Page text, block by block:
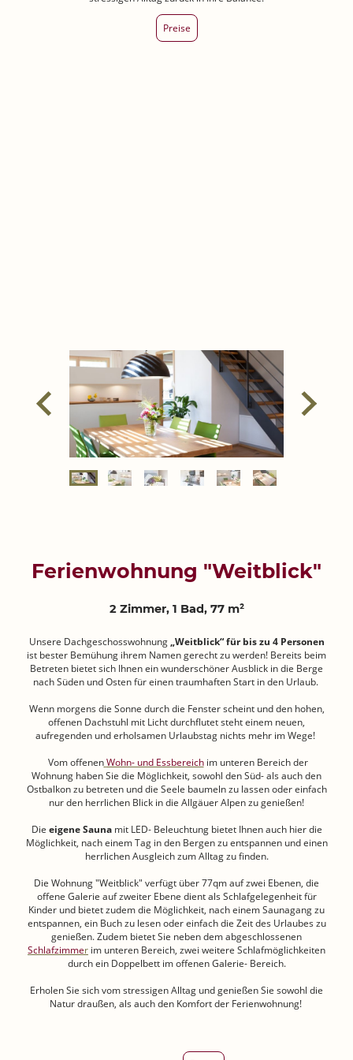
Preise
Ferienwohnung "Weitblick"
2 Zimmer, 1 Bad, 77 m²
Unsere Dachgeschosswohnung„Weitblick“ für bis zu 4 Personen
ist bester Bemühung ihrem Namen gerecht zu werden! Bereits beim
Betreten bietet sich Ihnen ein wunderschöner Ausblick in die Berge
nach Süden und Osten für einen traumhaften Start in den Urlaub.
Wenn morgens die Sonne durch die Fenster scheint und den hohen,
offenen Dachstuhl mit Licht durchflutet steht einem neuen,
aufregenden und erholsamen Urlaubstag nichts mehr im Wege!
Vom offenen Wohn- und Essbereichim unteren Bereich der
Wohnung haben Sie die Möglichkeit, sowohl den Süd- als auch den
Ostbalkon zu betreten und die Seele baumeln zu lassen oder einfach
nur den herrlichen Blick in die Allgäuer Alpen zu genießen!
Die eigene Saunamit LED- Beleuchtung bietet Ihnen auch hier die
Möglichkeit, nach einem Tag in den Bergen zu entspannen und einen
herrlichen Ausgleich zum Alltag zu finden.
Die Wohnung "Weitblick" verfügt über 77qm auf zwei Ebenen, die
offene Galerie auf zweiter Ebene dient als Schlafgelegenheit für
Kinder und bietet zudem die Möglichkeit, nach einem Saunagang zu
entspannen, ein Buch zu lesen oder einfach die Zeit des Urlaubes zu
genießen. Zudem bietet Sie neben dem abgeschlossenen
Schlafzimmer im unteren Bereich, zwei weitere Schlafmöglichkeiten
durch ein Doppelbett im offenen Galerie- Bereich.
Erholen Sie sich vom stressigen Alltag und genießen Sie sowohl die
Natur draußen, als auch den Komfort der Ferienwohnung!